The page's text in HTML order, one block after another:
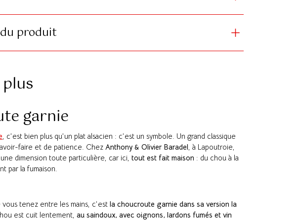
produit
garnie
, c’est bien plus qu’un plat alsacien : c’est un symbole. Un grand classique
faire et de patience. Chez Anthony & Olivier Baradel, à Lapoutroie,
dimension toute particulière, car ici, tout est fait maison : du chou à la
par la fumaison.
tenez entre les mains, c’est la choucroute garnie dans sa version la
est cuit lentement, au saindoux, avec oignons, lardons fumés et vin